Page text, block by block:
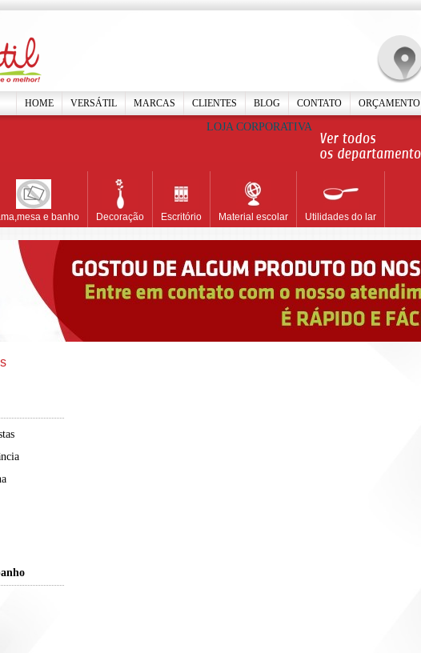
HOME VERSÁTIL MARCAS CLIENTES BLOG CONTATO ORÇAMENTO
LOJA CORPORATIVA
e banho Decoração Escritório Material escolar Utilidades do lar